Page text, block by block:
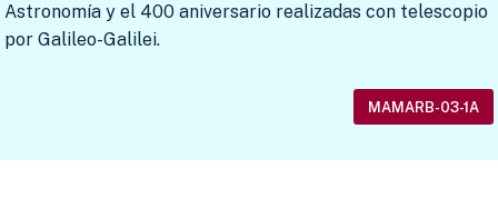
Astronomía y el 400 aniversario realizadas con telescopio
por Galileo-Galilei.
MAMARB-03-1A